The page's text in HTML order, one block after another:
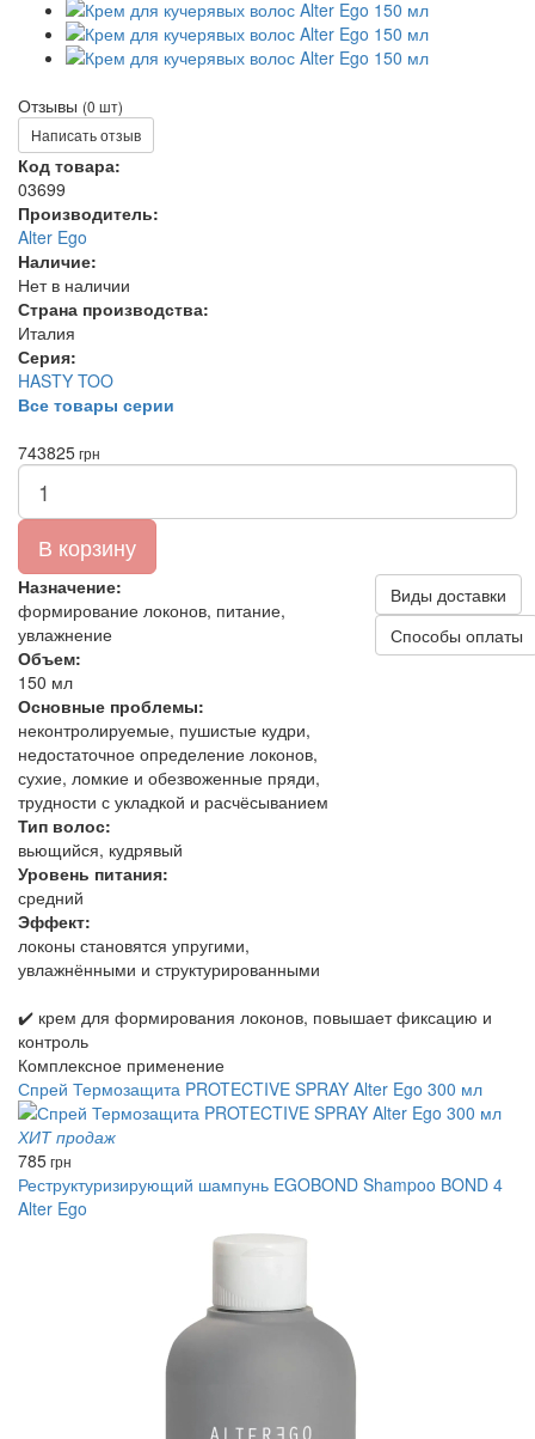
Отзывы (0 шт)
Написать отзыв
Код товара:
03699
Производитель:
Alter Ego
Наличие:
Нет в наличии
Страна производства:
Италия
Серия:
HASTY TOO
Все товары серии
743825грн
В корзину
Назначение:
формирование локонов, питание,
увлажнение
Объем:
150 мл
Основные проблемы:
неконтролируемые, пушистые кудри,
недостаточное определение локонов,
сухие, ломкие и обезвоженные пряди,
трудности с укладкой и расчёсыванием
Тип волос:
вьющийся, кудрявый
Уровень питания:
средний
Эффект:
локоны становятся упругими,
увлажнёнными и структурированными
Виды доставки
Способы оплаты
✔️ крем для формирования локонов, повышает фиксацию и
контроль
Комплексное применение
Спрей Термозащита PROTECTIVE SPRAY Alter Ego 300 мл
ХИТ продаж
785грн
Реструктуризирующий шампунь EGOBOND Shampoo BOND 4
Alter Ego